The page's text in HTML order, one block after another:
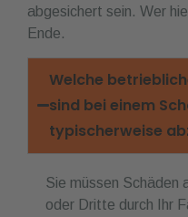
abgesichert sein. Wer
Ende.
Welche
sind bei einem
typischerweise
Sie müssen Schäden
oder Dritte durch Ihr